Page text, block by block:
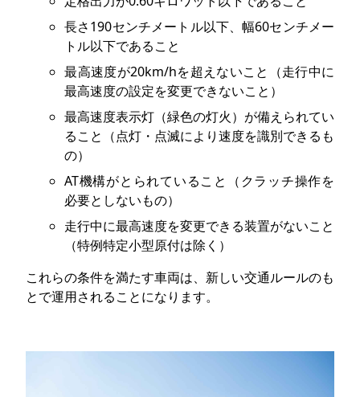
長さ190センチメートル以下、幅60センチメー
トル以下であること
最高速度が20km/hを超えないこと（走行中に
最高速度の設定を変更できないこと）
最高速度表示灯（緑色の灯火）が備えられてい
ること（点灯・点滅により速度を識別できるも
の）
AT機構がとられていること（クラッチ操作を
必要としないもの）
走行中に最高速度を変更できる装置がないこと
（特例特定小型原付は除く）
これらの条件を満たす車両は、新しい交通ルールのも
とで運用されることになります。